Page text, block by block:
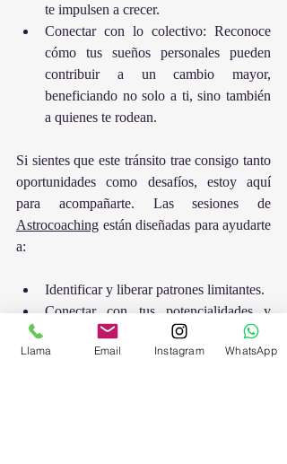
te impulsen a crecer.
Conectar con lo colectivo: Reconoce
cómo tus sueños personales pueden
contribuir a un cambio mayor,
beneficiando no solo a ti, sino también
a quienes te rodean.
Si sientes que este tránsito trae consigo tanto
oportunidades como desafíos, estoy aquí
Astrocoaching están diseñadas para ayudarte
a:
Identificar y liberar patrones limitantes.
Conectar con tus potencialidades y
alinearte con tus metas.
Navegar las energías cósmicas de este
Llama Email Instagram WhatsApp